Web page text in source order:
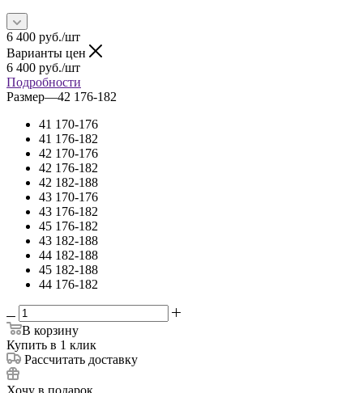
6 400 руб./шт
Варианты цен
6 400 руб./шт
Подробности
Размер—42 176-182
41 170-176
41 176-182
42 170-176
42 176-182
42 182-188
43 170-176
43 176-182
45 176-182
43 182-188
44 182-188
45 182-188
44 176-182
В корзину
Купить в 1 клик
Рассчитать доставку
Хочу в подарок